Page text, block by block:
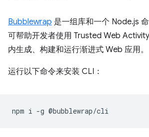
Bubblewrap 是一组库和一个 Node.js
可帮助开发者使用 Trusted Web
内生成、构建和运行渐进式 Web 应用。
运行以下命令来安装 CLI：
npm i -g